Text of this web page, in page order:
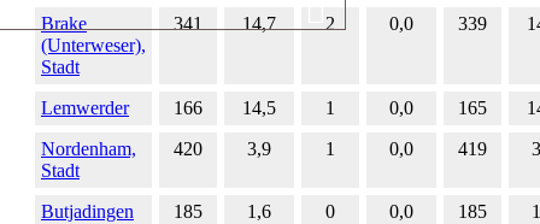
Brake
(Unterweser),
Stadt
341 14,7 2 0,0 339
Lemwerder 166 14,5 1 0,0 165
Nordenham,
Stadt
420 3,9 1 0,0 419
Butjadingen 185 1,6 0 0,0 185